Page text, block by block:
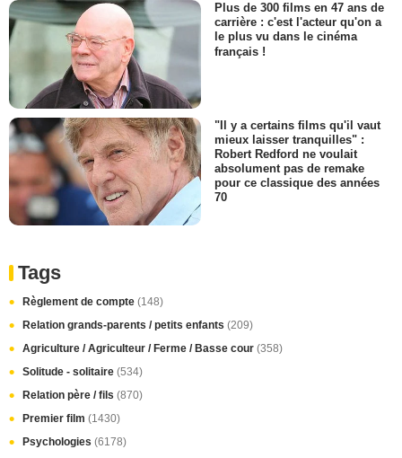
Plus de 300 films en 47 ans de
carrière : c'est l'acteur qu'on a
le plus vu dans le cinéma
français !
"Il y a certains films qu'il vaut
mieux laisser tranquilles" :
Robert Redford ne voulait
absolument pas de remake
pour ce classique des années
70
Tags
Règlement de compte (148)
Relation grands-parents / petits enfants (209)
Agriculture / Agriculteur / Ferme / Basse cour (358)
Solitude - solitaire (534)
Relation père / fils (870)
Premier film (1430)
Psychologies (6178)